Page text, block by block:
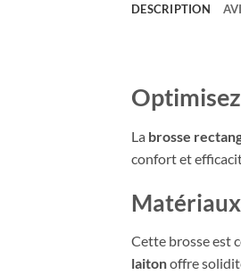
DESCRIPTION
La brosse
confort et
Cette brosse est
laitonoffre